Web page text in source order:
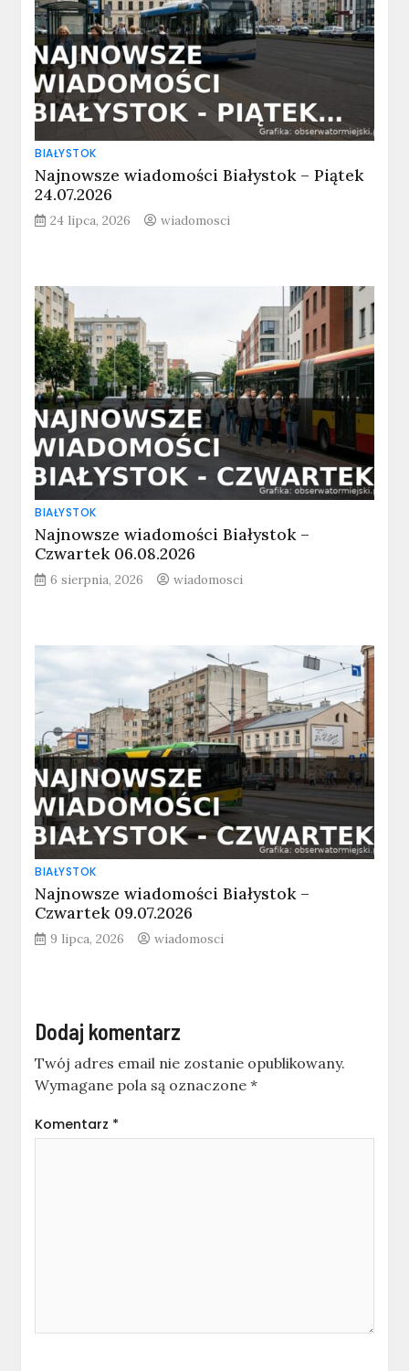
BIAŁYSTOK
Najnowsze wiadomości Białystok – Piątek
24.07.2026
24 lipca, 2026 wiadomosci
BIAŁYSTOK
Najnowsze wiadomości Białystok –
Czwartek 06.08.2026
6 sierpnia, 2026 wiadomosci
BIAŁYSTOK
Najnowsze wiadomości Białystok –
Czwartek 09.07.2026
9 lipca, 2026 wiadomosci
Dodaj komentarz
Twój adres email nie zostanie opublikowany.
Wymagane pola są oznaczone*
Komentarz *